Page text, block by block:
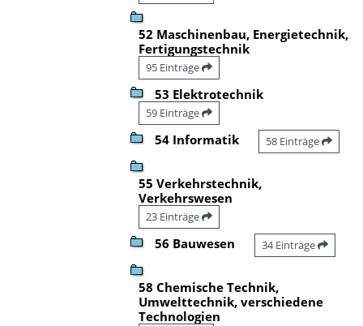
52 Maschinenbau, Energietechnik,
Fertigungstechnik
95 Einträge
53 Elektrotechnik
59 Einträge
54 Informatik 58 Einträge
55 Verkehrstechnik,
Verkehrswesen
23 Einträge
56 Bauwesen 34 Einträge
58 Chemische Technik,
Umwelttechnik, verschiedene
Technologien